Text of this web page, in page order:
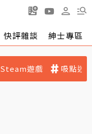
快評雜談 紳士專區
Steam遊戲 吸點迷